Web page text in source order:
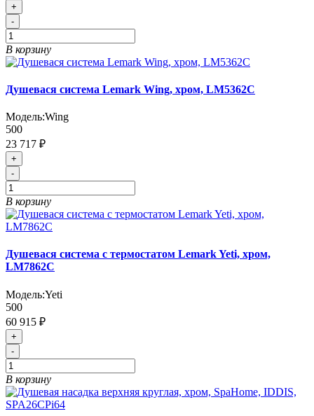
+
-
В корзину
Душевася система Lemark Wing, хром, LM5362C
Модель:Wing
500
23 717 ₽
+
-
В корзину
Душевася система с термостатом Lemark Yeti, хром,
LM7862C
Модель:Yeti
500
60 915 ₽
+
-
В корзину